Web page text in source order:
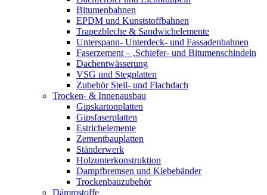
Bitumenbahnen
EPDM und Kunststoffbahnen
Trapezbleche & Sandwichelemente
Unterspann- Unterdeck- und Fassadenbahnen
Faserzement – ,Schiefer- und Bitumenschindeln
Dachentwässerung
VSG und Stegplatten
Zubehör Steil- und Flachdach
Trocken- & Innenausbau
Gipskartonplatten
Gipsfaserplatten
Estrichelemente
Zementbauplatten
Ständerwerk
Holzunterkonstruktion
Dampfbremsen und Klebebänder
Trockenbauzubehör
Dämmstoffe